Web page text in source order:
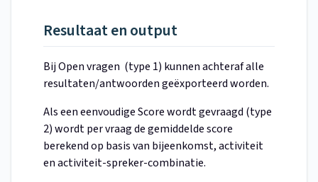
Resultaat en output
Bij Open vragen (type 1) kunnen achteraf alle
resultaten/antwoorden geëxporteerd worden.
Als een eenvoudige Score wordt gevraagd (type
2) wordt per vraag de gemiddelde score
berekend op basis van bijeenkomst, activiteit
en activiteit-spreker-combinatie.